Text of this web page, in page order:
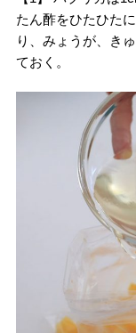
たん酢をひたひた
り、みょうが、き
ておく。